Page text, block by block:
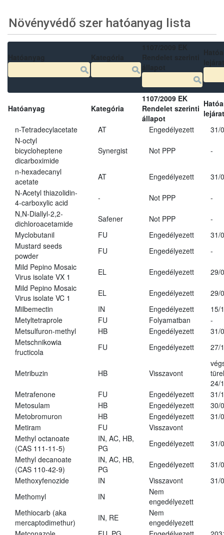
Növényvédő szer hatóanyag lista
Hatóanyag Kategória
1107/2009 EK
Rendelet szerinti
állapot
n-Tetradecylacetate
AT Engedélyezett
31/
N-octyl
bicycloheptene
dicarboximide
Synergist Not PPP -
n-hexadecanyl
acetate
AT Engedélyezett
31/
N-Acetyl thiazolidin-
4-carboxylic acid
- Not PPP
-
N,N-Diallyl-2,2-
dichloroacetamide
Safener Not PPP
-
Myclobutanil
FU Engedélyezett
31/
Mustard seeds
powder
FU Engedélyezett
-
Mild Pepino Mosaic
Virus isolate VX 1
EL Engedélyezett
29/
Mild Pepino Mosaic
Virus isolate VC 1
EL Engedélyezett
29/
Milbemectin
IN Engedélyezett
15/
Metyltetraprole
FU Folyamatban
-
Metsulfuron-methyl
HB Engedélyezett
31/
Metschnikowia
fructicola
FU Engedélyezett 27/
Metribuzin HB Visszavont
24/
Metrafenone
FU Engedélyezett
31/
Metosulam
HB Engedélyezett
30/
Metobromuron
HB Engedélyezett
31/
Metiram
FU
Visszavont
Methyl octanoate
(CAS 111-11-5)
IN, AC, HB,
PG
Engedélyezett
31/
Methyl decanoate
(CAS 110-42-9)
IN, AC, HB,
PG
Engedélyezett
31/
Methoxyfenozide
IN Visszavont
31/
Methomyl
IN
Nem
engedélyezett
Methiocarb (aka
mercaptodimethur)
IN, RE
Nem
engedélyezett